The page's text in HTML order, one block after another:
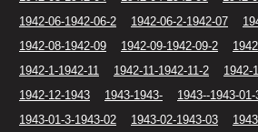
1942-06-1942-06-2
1942-06-2-1942-07
1942-08-1942-09
1942-09-1942-09-2
1942-1-1942-11
1942-11-1942-11-2
1942-
1942-12-1943
1943-1943-
1943--1943-01-
1943-01-3-1943-02
1943-02-1943-03